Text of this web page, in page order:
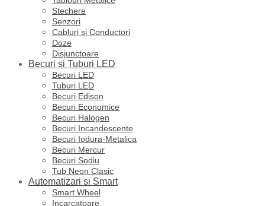
Stechere
Senzori
Cabluri si Conductori
Doze
Disjunctoare
Becuri si Tuburi LED
Becuri LED
Tuburi LED
Becuri Edison
Becuri Economice
Becuri Halogen
Becuri Incandescente
Becuri Iodura-Metalica
Becuri Mercur
Becuri Sodiu
Tub Neon Clasic
Automatizari si Smart
Smart Wheel
Incarcatoare